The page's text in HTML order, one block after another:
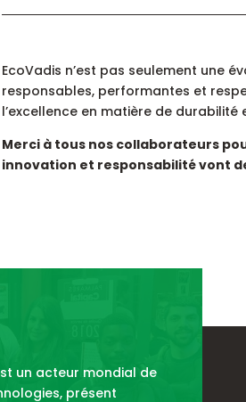
EcoVadis n’est pas seulement une
responsables, performantes et
l’excellence en matière de
Merci à tous nos collaborateurs
innovation et responsabilité vont
un acteur mondial de
présent